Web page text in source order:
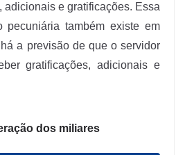
adicionais e gratificações. Essa
pecuniária também existe em
a previsão de que o servidor
gratificações, adicionais e
dos miliares